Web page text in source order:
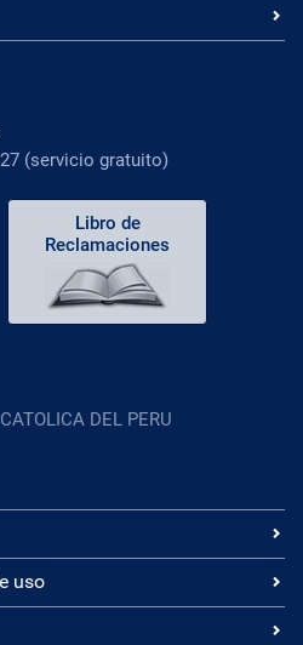
(servicio gratuito)
Libro de
Reclamaciones
DEL PERU
uso